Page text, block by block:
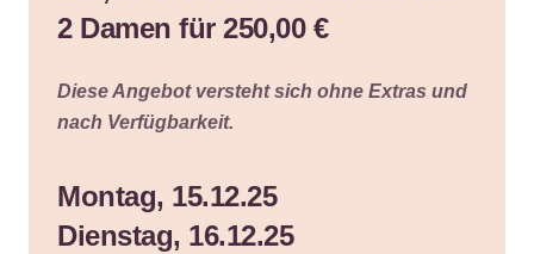
2 Damen für 250,00 €
Diese Angebot versteht sich ohne Extras und
nach Verfügbarkeit.
Montag, 15.12.25
Dienstag, 16.12.25